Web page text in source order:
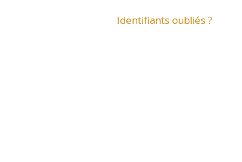
Identifiants oubliés ?